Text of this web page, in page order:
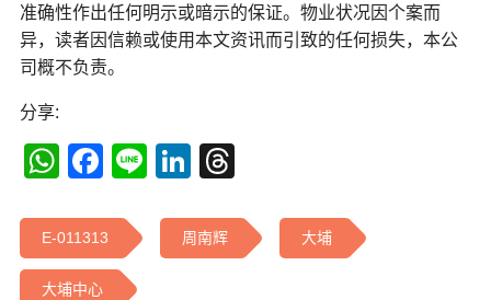
准确性作出任何明示或暗示的保证。物业状况因个案而
异，读者因信赖或使用本文资讯而引致的任何损失，本公
司概不负责。
分享:
WhatsApp
Facebook
LineLinkedIn
E-011313 周南辉 大埔
大埔中心